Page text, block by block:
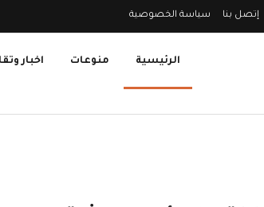
إتصل بنا سياسة الخصوصية
الرئيسية منوعات اخبار